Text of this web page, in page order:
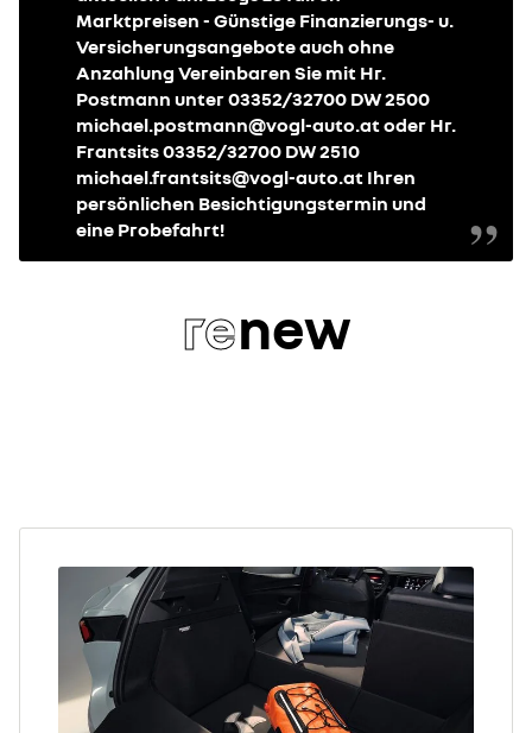
Marktpreisen - Günstige Finanzierungs- u.
Versicherungsangebote auch ohne
Anzahlung Vereinbaren Sie mit Hr.
Postmann unter 03352/32700 DW 2500
michael.postmann@vogl-auto.at oder Hr.
Frantsits 03352/32700 DW 2510
michael.frantsits@vogl-auto.at Ihren
persönlichen Besichtigungstermin und
eine Probefahrt!
renew